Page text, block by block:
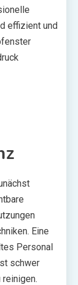
effizient und
Eine
Personal
schwer